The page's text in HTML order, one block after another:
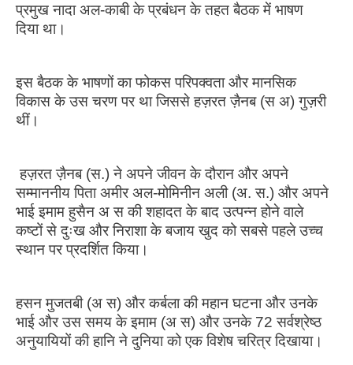
प्रमुख नादा अल-काबी के प्रबंधन के तहत बैठक में भाषण
दिया था।
इस बैठक के भाषणों का फोकस परिपक्वता और मानसिक
विकास के उस चरण पर था जिससे हज़रत ज़ैनब (स अ) गुज़री
थीं।
हज़रत ज़ैनब (स.) ने अपने जीवन के दौरान और अपने
सम्माननीय पिता अमीर अल-मोमिनीन अली (अ. स.) और अपने
भाई इमाम हुसैन अ स की शहादत के बाद उत्पन्न होने वाले
कष्टों से दुःख और निराशा के बजाय खुद को सबसे पहले उच्च
स्थान पर प्रदर्शित किया।
हसन मुजतबी (अ स) और कर्बला की महान घटना और उनके
भाई और उस समय के इमाम (अ स) और उनके 72 सर्वश्रेष्ठ
अनुयायियों की हानि ने दुनिया को एक विशेष चरित्र दिखाया।